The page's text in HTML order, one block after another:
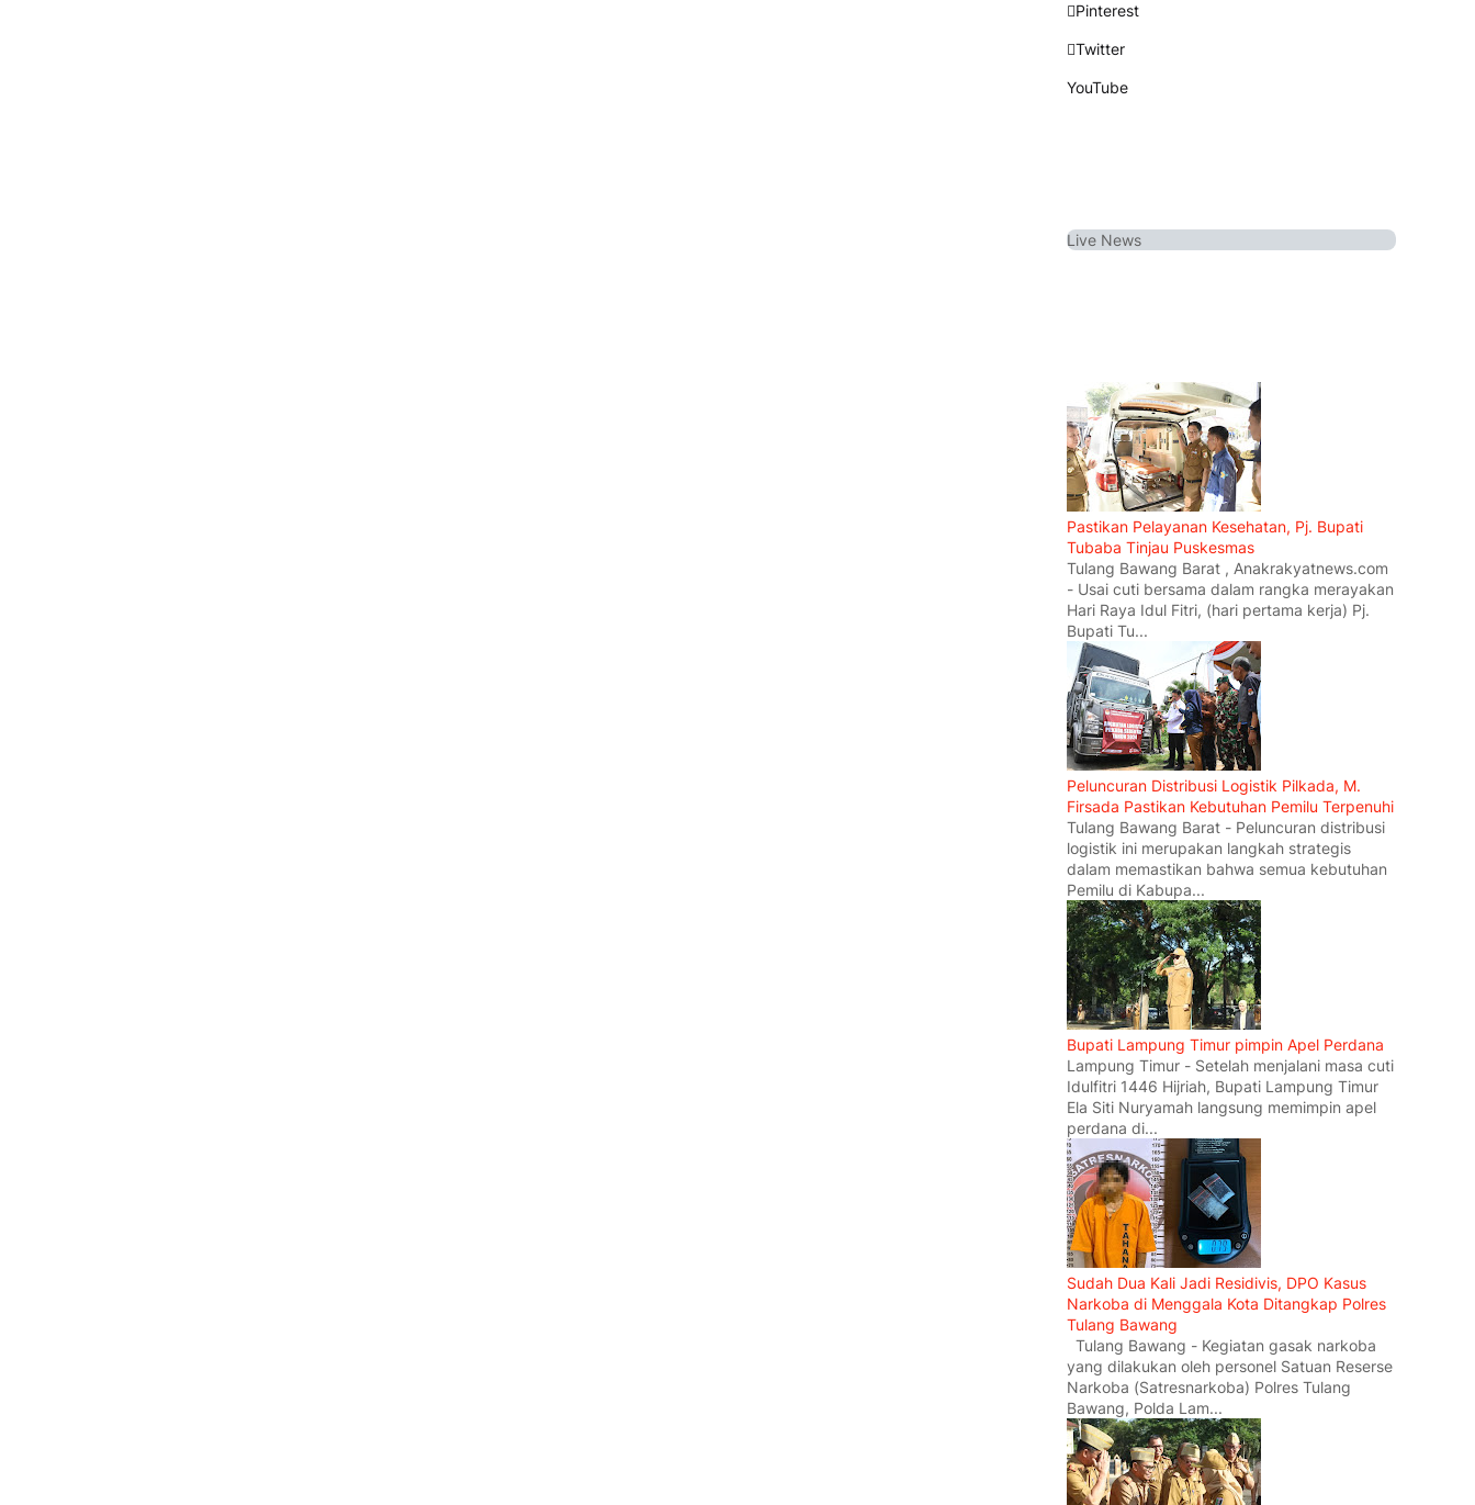
Pinterest
Twitter
YouTube
Live News
Pastikan Pelayanan Kesehatan, Pj. Bupati
Tubaba Tinjau Puskesmas
Tulang Bawang Barat , Anakrakyatnews.com
- Usai cuti bersama dalam rangka merayakan
Hari Raya Idul Fitri, (hari pertama kerja) Pj.
Bupati Tu...
Peluncuran Distribusi Logistik Pilkada, M.
Firsada Pastikan Kebutuhan Pemilu Terpenuhi
Tulang Bawang Barat - Peluncuran distribusi
logistik ini merupakan langkah strategis
dalam memastikan bahwa semua kebutuhan
Pemilu di Kabupa...
Bupati Lampung Timur pimpin Apel Perdana
Lampung Timur - Setelah menjalani masa cuti
Idulfitri 1446 Hijriah, Bupati Lampung Timur
Ela Siti Nuryamah langsung memimpin apel
perdana di...
Sudah Dua Kali Jadi Residivis, DPO Kasus
Narkoba di Menggala Kota Ditangkap Polres
Tulang Bawang
Tulang Bawang - Kegiatan gasak narkoba
yang dilakukan oleh personel Satuan Reserse
Narkoba (Satresnarkoba) Polres Tulang
Bawang, Polda Lam...